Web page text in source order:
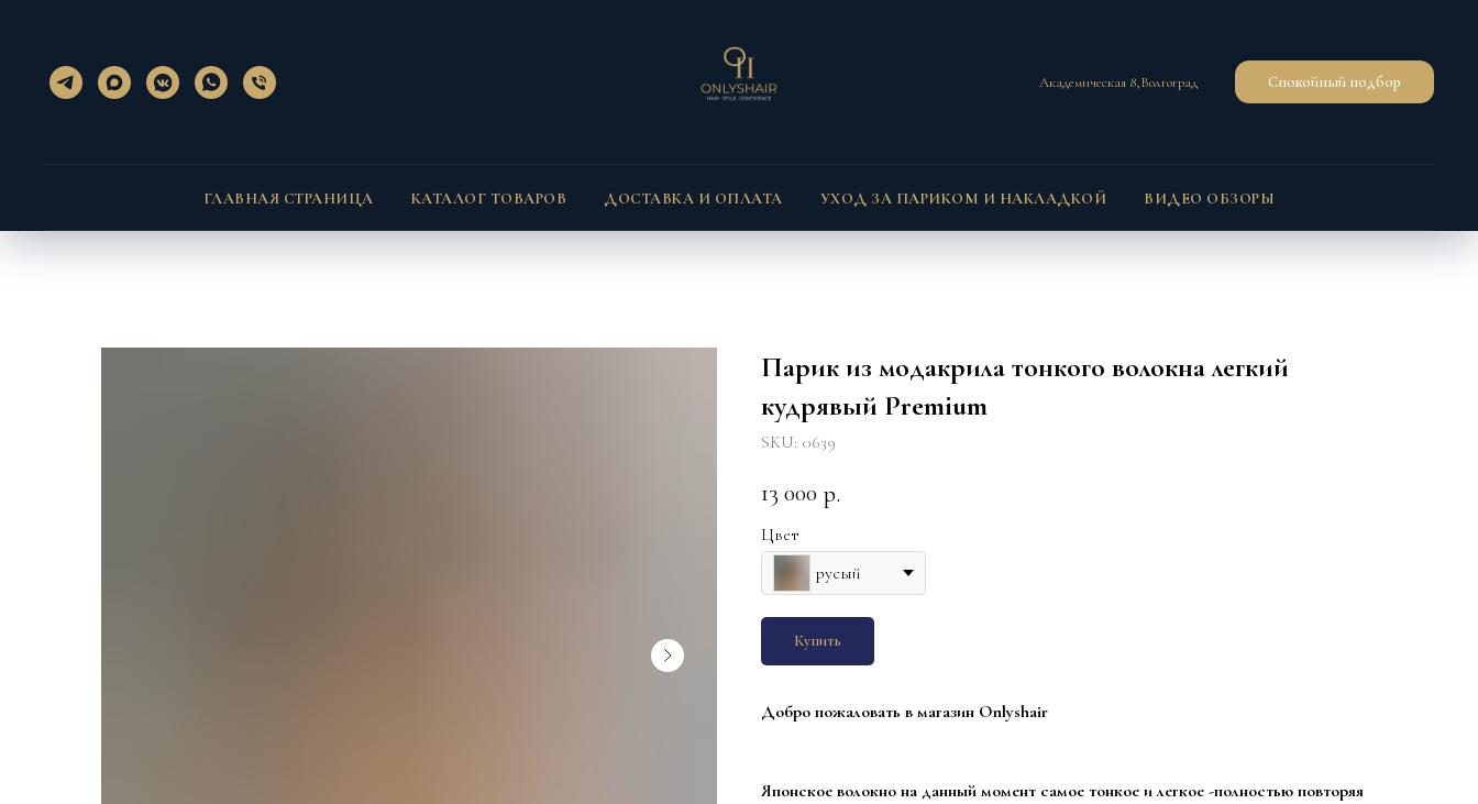
Академическая 8,Волгоград Спокойный подбор
ГЛАВНАЯ СТРАНИЦА КАТАЛОГ ТОВАРОВ ДОСТАВКА И ОПЛАТА УХОД ЗА ПАРИКОМ И НАКЛАДКОЙ ВИДЕО ОБЗОРЫ
Парик из модакрила тонкого волокна легкий
кудрявый Premium
SKU: 0639
13 000 р.
Цвет
русый
Купить
Добро пожаловать в магазин Onlyshair
Японское волокно на данный момент самое тонкое и легкое -полностью повторяя